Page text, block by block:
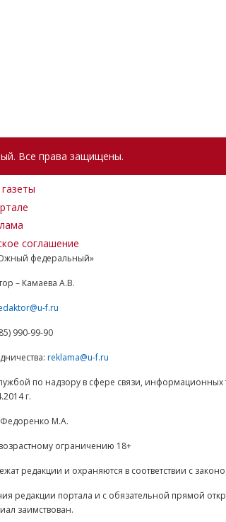
Все права защищены.
соглашение
федеральный»
– Камаева А.В.
f.ru
990-99-90
reklama@u-f.ru
по надзору в сфере связи,
г.
Федоренко М.А.
возрастному ограничению 18+
редакции и охраняются в соответствии с
редакции портала и с обязательной прямой
заимствован.